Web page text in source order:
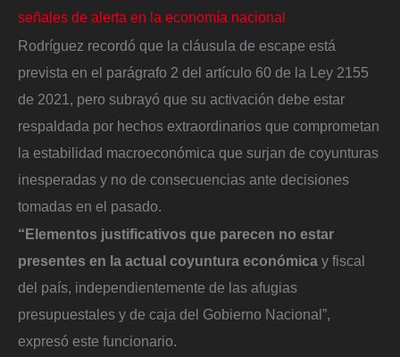
señales de alerta en la economía nacional
Rodríguez recordó que la cláusula de escape está
prevista en el parágrafo 2 del artículo 60 de la Ley 2155
de 2021, pero subrayó que su activación debe estar
respaldada por hechos extraordinarios que comprometan
la estabilidad macroeconómica que surjan de coyunturas
inesperadas y no de consecuencias ante decisiones
tomadas en el pasado.
“Elementos justificativos que parecen no estar
presentes en la actual coyuntura económica y fiscal
del país, independientemente de las afugias
presupuestales y de caja del Gobierno Nacional”,
expresó este funcionario.